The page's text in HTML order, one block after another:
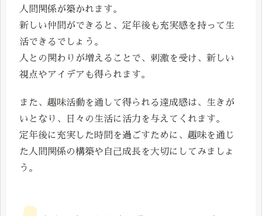
人間関係が築かれます。
新しい仲間ができると、定年後も充実感を持って生
活できるでしょう。
人との関わりが増えることで、刺激を受け、新しい
視点やアイデアも得られます。
また、趣味活動を通して得られる達成感は、生きが
いとなり、日々の生活に活力を与えてくれます。
定年後に充実した時間を過ごすために、趣味を通じ
た人間関係の構築や自己成長を大切にしてみましょ
う。